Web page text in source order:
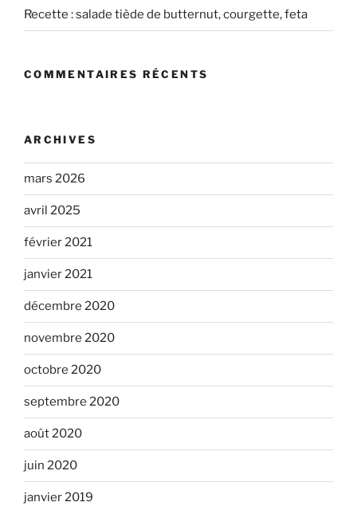
Recette : salade tiède de butternut, courgette, feta
COMMENTAIRES RÉCENTS
ARCHIVES
mars 2026
avril 2025
février 2021
janvier 2021
décembre 2020
novembre 2020
octobre 2020
septembre 2020
août 2020
juin 2020
janvier 2019